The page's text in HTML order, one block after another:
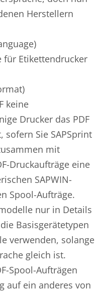
Herstellern
für Etikettendrucker
keine
Drucker das PDF
sofern Sie SAPSprint
mit
Druckaufträge eine
SAPWIN-
Spool-Aufträge.
nur in Details
Basisgerätetypen
verwenden, solange
gleich ist.
Spool-Aufträgen
auf ein anderes von